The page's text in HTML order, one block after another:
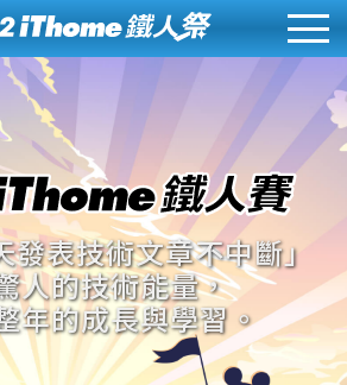
表技術文章不中斷」
人的技術能量，
年的成長與學習。